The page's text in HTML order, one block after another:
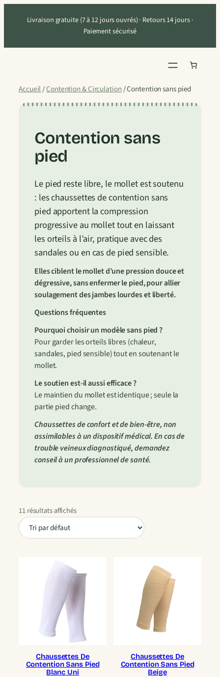
Livraison gratuite (7 à 12 jours ouvrés) · Retours 14 jours ·
Paiement sécurisé
Accueil/Contention & Circulation/ Contention sans pied
Contention sans
pied
Le pied reste libre, le mollet est soutenu
: les chaussettes de contention sans
pied apportent la compression
progressive au mollet tout en laissant
les orteils à l’air, pratique avec des
sandales ou en cas de pied sensible.
Elles ciblent le mollet d’une pression douce et
dégressive, sans enfermer le pied, pour allier
soulagement des jambes lourdes et liberté.
Questions fréquentes
Pourquoi choisir un modèle sans pied ?
Pour garder les orteils libres (chaleur,
sandales, pied sensible) tout en soutenant le
mollet.
Le soutien est-il aussi efficace ?
Le maintien du mollet est identique ; seule la
partie pied change.
Chaussettes de confort et de bien-être, non
assimilables à un dispositif médical. En cas de
trouble veineux diagnostiqué, demandez
conseil à un professionnel de santé.
11 résultats affichés
Chaussettes De
Contention Sans Pied
Blanc Uni
Chaussettes De
Contention Sans Pied
Beige